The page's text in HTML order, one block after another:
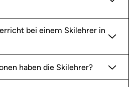
bei einem Skilehrer in
haben die Skilehrer?